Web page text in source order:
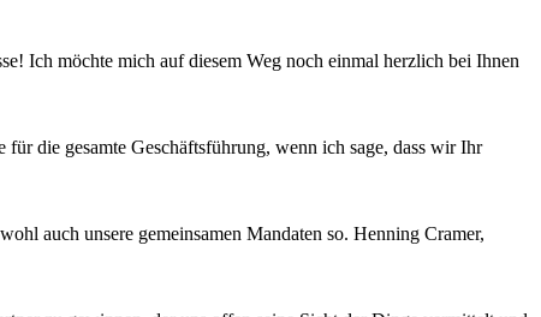
Ich möchte mich auf diesem Weg noch einmal herzlich bei Ihnen
die gesamte Geschäftsführung, wenn ich sage, dass wir Ihr
auch unsere gemeinsamen Mandaten so. Henning Cramer,